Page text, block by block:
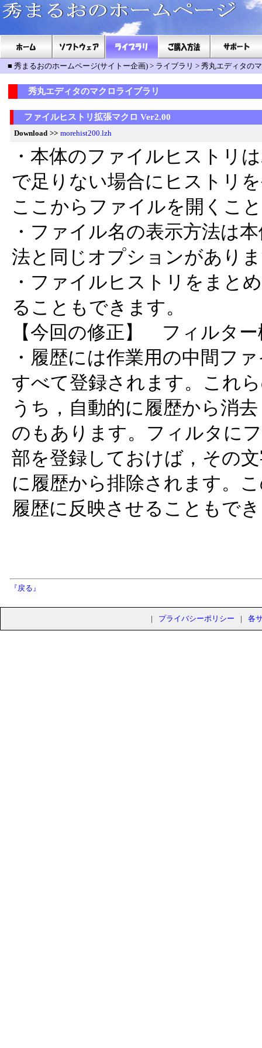
■ 秀まるおのホームページ(サイトー企画) > ライブラリ > 秀丸エディタの
秀丸エディタのマクロライブラリ
ファイルヒストリ拡張マクロ Ver2.00
Download >> morehist200.lzh
・本体のファイルヒストリ
で足りない場合にヒストリ
ここからファイルを開くこ
・ファイル名の表示方法は
法と同じオプションがあり
・ファイルヒストリをまと
ることもできます。
【今回の修正】 フィルタ
・履歴には作業用の中間フ
すべて登録されます。これ
うち，自動的に履歴から消
のもあります。フィルタに
部を登録しておけば，その
に履歴から排除されます。
履歴に反映させることもで
『戻る』
| プライバシーポリシー | 各